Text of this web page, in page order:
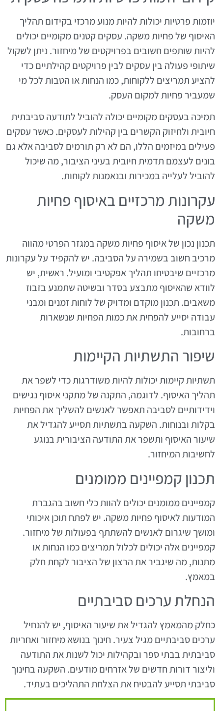
יוזמות פרטיות יכולות להיות מנוע מרכזי בקידום תהליך
האיסוף של פחיות משקה. עסקים קטנים מקומיים יכולים
להיות שותפים חשובים בפרויקטים של מיחזור. ניתן לשקול
שיתופי פעולה בין עסקים לבין פרויקטים קהילתיים כדי
להציע תמריצים ללקוחות, כמו הנחות או הטבות לכל מי
שמעביר פחיות למקום העסק.
תמיכה בעסקים מקומיים יכולה להוביל לתודעה סביבתית
חיובית ולחיזוק הקשרים בין קהילות לעסקים. כאשר עסקים
פעילים במיזמים הללו, הם לא רק תורמים לסביבה אלא גם
בונים לעצמם תדמית חיובית בעיני הציבור, מה שיכול
להוביל לעלייה במכירות ובנאמנות לקוחות.
עקרונות מרכזיים באיסוף פחיות
משקה
תכנון נכון של איסוף פחיות משקה במגזר הפרטי מהווה
מרכיב חשוב בשמירה על הסביבה. יש להקפיד על עקרונות
מרכזיים שיבטיחו תהליך אפקטיבי ומועיל. ראשית, יש
לוודא שהאיסוף מתבצע בסדר ובשיטה שתמנע בזבוז
משאבים. תכנון מוקדם ומדויק של לוחות זמנים ומבני
עבודה יסייע להפחית את כמות הפחיות שנשארות
ברחובות.
שיפור התשתיות הקיימות
תשתיות קיימות יכולות להיות משודרגות כדי לשפר את
תהליך האיסוף. לדוגמה, התקנה של מתקני איסוף נגישים
וידידותיים לסביבה תאפשר לאנשים להשליך את הפחיות
בקלות ובנוחות. השקעה בתשתיות תסייע להגדיל את
שיעור האיסוף ותשפר את התודעה הציבורית בנוגע
לחשיבות המיחזור.
תכנון קמפיינים ממומנים
קמפיינים ממומנים יכולים להוות כלי חשוב בהגברת
המודעות לאיסוף פחיות משקה. יש לפתח תוכן איכותי
ומושך שיגרום לאנשים להשתתף בפעולות של מיחזור.
קמפיינים אלה יכולים לכלול תמריצים כמו הנחות או
מתנות, מה שיגביר את הרצון של הציבור לקחת חלק
במאמץ.
הנחלת ערכים סביבתיים
כחלק מהמאמץ להגדיל את שיעור האיסוף, יש להנחיל
ערכים סביבתיים מגיל צעיר. חינוך בנושא מיחזור ואחריות
סביבתית בבתי ספר ובקהילות יכול לשנות את התודעה
וליצור דורות חדשים של אזרחים מודעים. השקעה בחינוך
סביבתי תסייע להבטיח את הצלחת התהליכים בעתיד.